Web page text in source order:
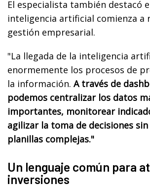
El especialista también destacó
inteligencia artificial comienza a
gestión empresarial.
"La llegada de la inteligencia
enormemente los procesos de
la información. A través de
podemos centralizar los datos
importantes, monitorear
agilizar la toma de decisiones
planillas complejas."
Un lenguaje común para
inversiones